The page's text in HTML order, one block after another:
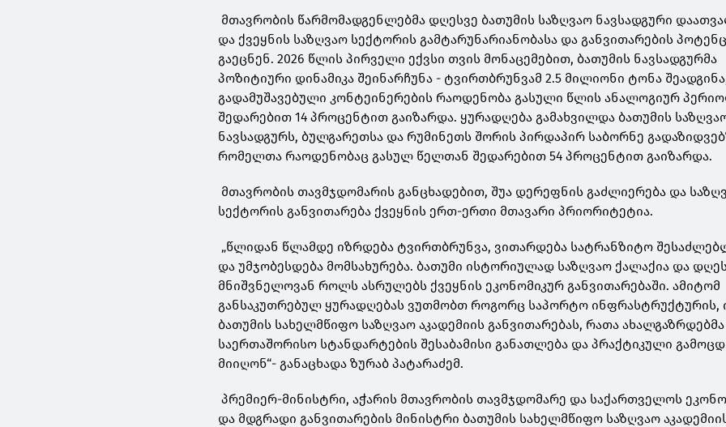
მთავრობის წარმომადგენლებმა დღესვე ბათუმის საზღვაო ნავსადგური
და ქვეყნის საზღვაო სექტორის გამტარუნარიანობასა და განვითარების
გაეცნენ. 2026 წლის პირველი ექვსი თვის მონაცემებით, ბათუმის ნავსადგურმა
პოზიტიური დინამიკა შეინარჩუნა - ტვირთბრუნვამ 2.5 მილიონი ტონა
გადამუშავებული კონტეინერების რაოდენობა გასული წლის ანალოგიურ
შედარებით 14 პროცენტით გაიზარდა. ყურადღება გამახვილდა ბათუმის
ნავსადგურს, ბულგარეთსა და რუმინეთს შორის პირდაპირ საბორნე
რომელთა რაოდენობაც გასულ წელთან შედარებით 54 პროცენტით გაიზარდა.
მთავრობის თავმჯდომარის განცხადებით, შუა დერეფნის გაძლიერება და
სექტორის განვითარება ქვეყნის ერთ-ერთი მთავარი პრიორიტეტია.
„წლიდან წლამდე იზრდება ტვირთბრუნვა, ვითარდება სატრანზიტო
და უმჯობესდება მომსახურება. ბათუმი ისტორიულად საზღვაო ქალაქია და
მნიშვნელოვან როლს ასრულებს ქვეყნის ეკონომიკურ განვითარებაში. ამიტომ
განსაკუთრებულ ყურადღებას ვუთმობთ როგორც საპორტო ინფრასტრუქტურის,
ბათუმის სახელმწიფო საზღვაო აკადემიის განვითარებას, რათა ახალგაზრდებმა
საერთაშორისო სტანდარტების შესაბამისი განათლება და პრაქტიკული
მიიღონ“- განაცხადა ზურაბ პატარაძემ.
პრემიერ-მინისტრი, აჭარის მთავრობის თავმჯდომარე და საქართველოს
და მდგრადი განვითარების მინისტრი ბათუმის სახელმწიფო საზღვაო